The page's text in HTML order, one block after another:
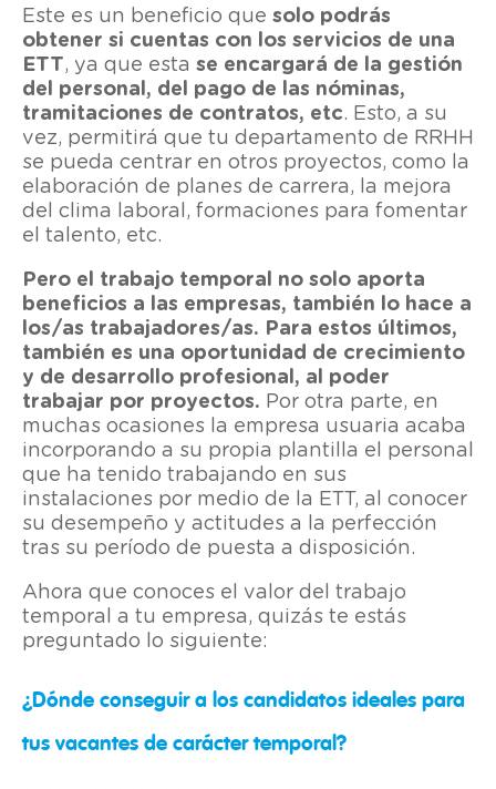
Este es un beneficio que solo podrás
obtener si cuentas con los servicios de una
ETT, ya que esta se encargará de la gestión
del personal, del pago de las nóminas,
tramitaciones de contratos, etc. Esto, a su
vez, permitirá que tu departamento de RRHH
se pueda centrar en otros proyectos, como la
elaboración de planes de carrera, la mejora
del clima laboral, formaciones para fomentar
el talento, etc.
Pero el trabajo temporal no solo aporta
beneficios a las empresas, también lo hace a
los/as trabajadores/as. Para estos últimos,
también es una oportunidad de crecimiento
y de desarrollo profesional, al poder
trabajar por proyectos. Por otra parte, en
muchas ocasiones la empresa usuaria acaba
incorporando a su propia plantilla el personal
que ha tenido trabajando en sus
instalaciones por medio de la ETT, al conocer
su desempeño y actitudes a la perfección
tras su período de puesta a disposición.
Ahora que conoces el valor del trabajo
temporal a tu empresa, quizás te estás
preguntado lo siguiente:
¿Dónde conseguir a los candidatos ideales para
tus vacantes de carácter temporal?